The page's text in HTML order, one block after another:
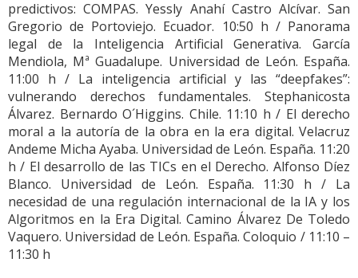
predictivos: COMPAS. Yessly Anahí Castro Alcívar. San
Gregorio de Portoviejo. Ecuador. 10:50 h / Panorama
legal de la Inteligencia Artificial Generativa. García
Mendiola, Mª Guadalupe. Universidad de León. España.
11:00 h / La inteligencia artificial y las “deepfakes”:
vulnerando derechos fundamentales. Stephanicosta
Álvarez. Bernardo O´Higgins. Chile. 11:10 h / El derecho
moral a la autoría de la obra en la era digital. Velacruz
Andeme Micha Ayaba. Universidad de León. España. 11:20
h / El desarrollo de las TICs en el Derecho. Alfonso Díez
Blanco. Universidad de León. España. 11:30 h / La
necesidad de una regulación internacional de la IA y los
Algoritmos en la Era Digital. Camino Álvarez De Toledo
Vaquero. Universidad de León. España. Coloquio / 11:10 –
11:30 h